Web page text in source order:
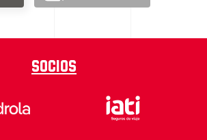
Socios